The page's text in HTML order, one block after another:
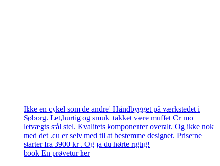
Ikke en cykel som de andre! Håndbygget på værkstedet i
Søborg. Let,hurtig og smuk, takket være muffet Cr-mo
letvægts stål stel. Kvalitets komponenter overalt. Og ikke nok
med det .du er selv med til at bestemme designet. Priserne
starter fra 3900 kr . Og ja du hørte rigtig!
book En prøvetur her